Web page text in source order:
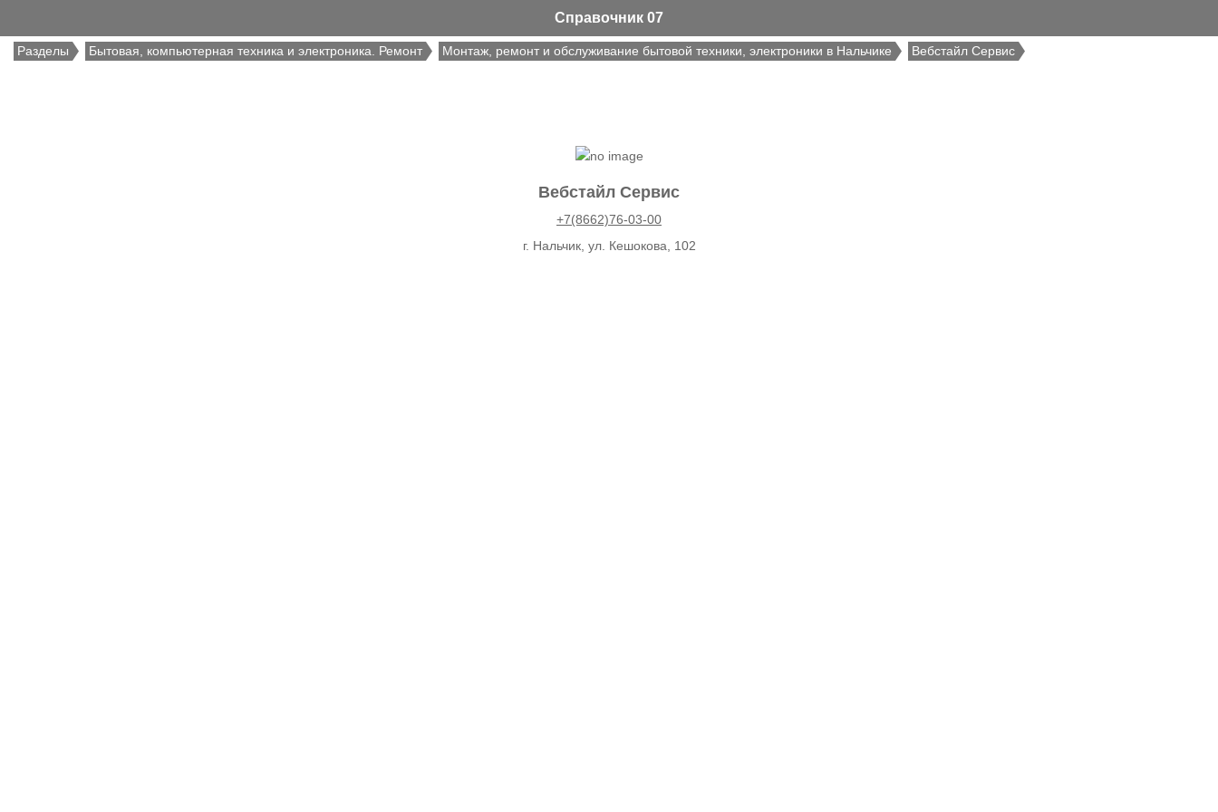
Справочник 07
Разделы Бытовая, компьютерная техника и электроника. Ремонт Монтаж, ремонт и обслуживание бытовой техники, электроники в Нальчике Вебстайл Сервис
Вебстайл Сервис
+7(8662)76-03-00
г. Нальчик, ул. Кешокова, 102